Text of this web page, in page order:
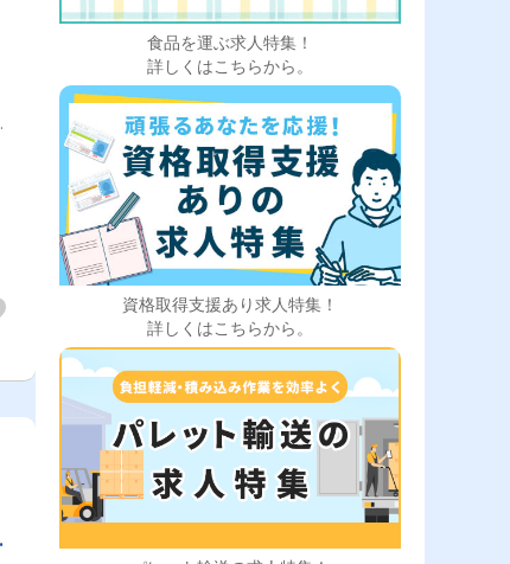
食品を運ぶ求人特集！
詳しくはこちらから。
資格取得支援あり求人特集！
詳しくはこちらから。